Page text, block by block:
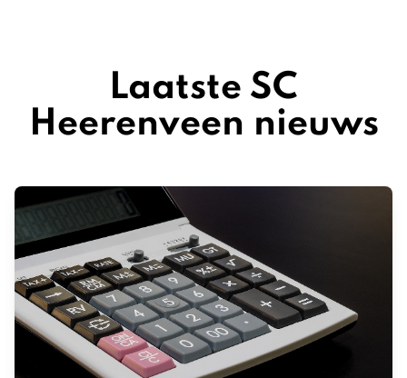
Laatste SC
Heerenveen nieuws